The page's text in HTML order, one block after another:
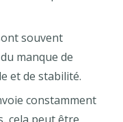
souvent
manque de
et de stabilité.
constamment